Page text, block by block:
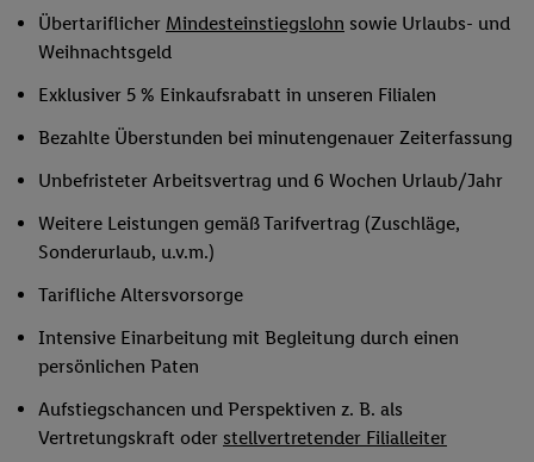
Übertariflicher Mindesteinstiegslohn sowie Urlaubs- und
Weihnachtsgeld
Exklusiver 5 % Einkaufsrabatt in unseren Filialen
Bezahlte Überstunden bei minutengenauer Zeiterfassung
Unbefristeter Arbeitsvertrag und 6 Wochen Urlaub/Jahr
Weitere Leistungen gemäß Tarifvertrag (Zuschläge,
Sonderurlaub, u.v.m.)
Tarifliche Altersvorsorge
Intensive Einarbeitung mit Begleitung durch einen
persönlichen Paten
Aufstiegschancen und Perspektiven z. B. als
Vertretungskraft oder stellvertretender Filialleiter